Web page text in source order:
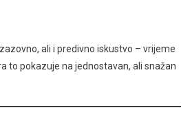
ali i predivno iskustvo – vrijeme
to pokazuje na jednostavan, ali snažan